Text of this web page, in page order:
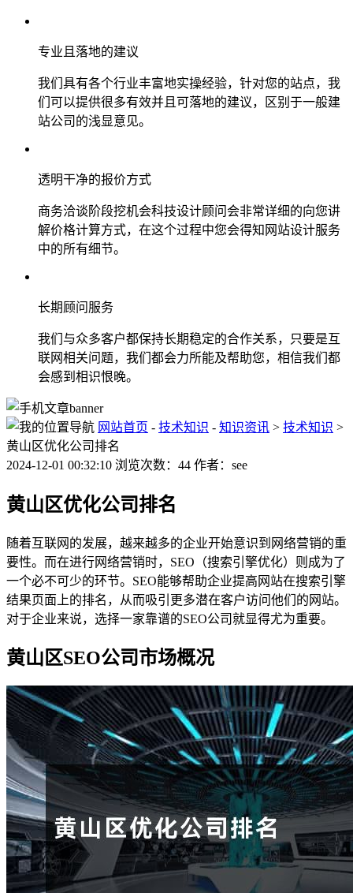
专业且落地的建议
我们具有各个行业丰富地实操经验，针对您的站点，我
们可以提供很多有效并且可落地的建议，区别于一般建
站公司的浅显意见。
透明干净的报价方式
商务洽谈阶段挖机会科技设计顾问会非常详细的向您讲
解价格计算方式，在这个过程中您会得知网站设计服务
中的所有细节。
长期顾问服务
我们与众多客户都保持长期稳定的合作关系，只要是互
联网相关问题，我们都会力所能及帮助您，相信我们都
会感到相识恨晚。
网站首页 - 技术知识 - 知识资讯 > 技术知识 >
黄山区优化公司排名
2024-12-01 00:32:10 浏览次数：44 作者：see
黄山区优化公司排名
随着互联网的发展，越来越多的企业开始意识到网络营销的重
要性。而在进行网络营销时，SEO（搜索引擎优化）则成为了
一个必不可少的环节。SEO能够帮助企业提高网站在搜索引擎
结果页面上的排名，从而吸引更多潜在客户访问他们的网站。
对于企业来说，选择一家靠谱的SEO公司就显得尤为重要。
黄山区SEO公司市场概况